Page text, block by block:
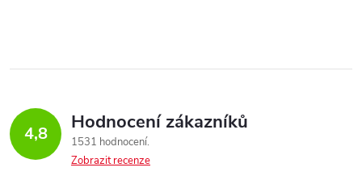
l
d
a
4,8 Hodnocení zákazníků
1531 hodnocení
Zobrazit recenze